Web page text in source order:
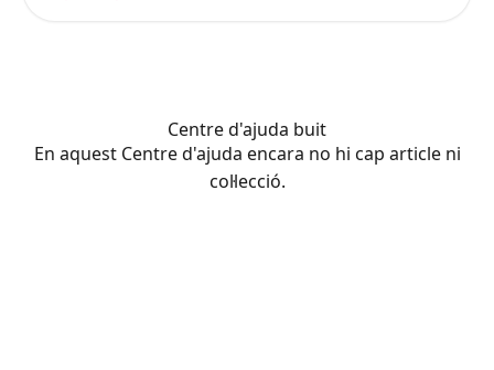
Centre d'ajuda buit
En aquest Centre d'ajuda encara no hi cap article ni
col·lecció.